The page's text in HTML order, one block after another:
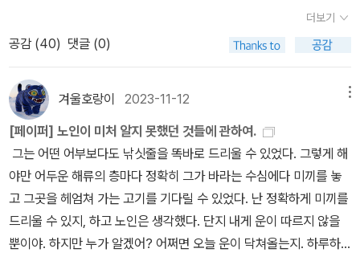
될 수 있을 적에는 동물적(動物的 意思)이라 일컬어지니 말이다.
自由롭다. 왜냐하면 감성이 그 활동을 필연적으로 만드는 것이 아니
라, 오히려 인간에게는 감성적 충동에 의한 강요로부터 독립해서 자
기로부터(스스로) 규정하는 능력이 내재해 있으니 말이다.(p725) <
순수 이성 비판 2> 中 칸트는 초월적 변증론에 이어 초월적 방법론
에서 자신이 제시한 진정한 형이상학을 세울 수 있는 방법에 대해 설
명한다. 순수 이성의 훈육, 규준, 건축술, 역사로 이어지는 칸트의 초
월적 방법론을 통해 우리는 도덕에 기반한 형이상학의 새로운 길을
발견하게 된다. (A798)(B826) 이성이 이 최종 목적에 도달하건 못
하건, 그것에 대해서 다른 모든 목적들은 단지 수단 가치만을 갖는다.
자뷰를 느꼈다면, 우리는 게르망트와 메제글리즈로 난 길을 가져올
수 있을 것이다. 앞선 페이퍼에서 게르망트 쪽(영속)과 메제글리즈 쪽
(감각)으로 규정했었던 결론을 가져온다면, 이번에는 한 걸음 더 나아
가, 감각적인 메제그리즈 쪽을 이번에는 직관/경험으로, 영속적인 게
르망트 쪽을 개념/지성으로 대치시킬 수 있을 것이다. 이는, '영속
성'을 추구하는 행위 자체가, 덧없이 스러지는 '감각(직관)'에 '형식(개
념)'과 '의미(지성)'를 부여하려는 이성적 작업이기 때문이다. 이전 페
이퍼 : 감각의 향연 https://blog.aladin.co.kr/winter_tiger?Com
munityType=AllView&page=2&cnt=4060 다시 칸트의 명제로
돌아가서 직관과 개념에 각각 메제글리즈와 게르망트를 대입시키면
다음과 같이 변화시킬 수 있다. 그리고 이로부터 우리는 화자가 알지
87.인간 등정의 발자취 88.(짧고 쉽게 쓴) 시간의 역사 스티븐 호킹
홍신문화사 90.전쟁이 발명한 과학기술의 역사 도현신 시대의창 91.
카오스 : 새로운 과학의 출현 [20주년 기념판] 제임스 글릭 92.뇌 :
생각의 출현 박문호 휴머니스트 93.눈먼 시계공 리처드 도킨스 사이
언스북스 94.코스모스 [보급판] 칼 세이건 사이언스북스 95.이중나
선 제임스 왓슨 궁리 96.우주의 통찰 앨런 구스 와이즈베리 97.객관
성의 칼날 찰스 길리스피 이필렬 98.엔트로피 제레미 리프킨 세종연
구원 공사 추천 목록중 철학과 과학편중 그나마 철학편은 논어나 장
자,꿈의 해석처럼 일부 읽어본 책이나 목민심서나 순수이성비판같은
부적으로 생명의 특징을 결정하는 정보를 담고 있는 유전자가 신경세
포의 구조와 기능을 담당하는 단백질을 만들어 내고, 이렇게 만들어
진 신경세포들은 시냅스의 연결강도 조절을 통해 LTP(장기강화, Lo
ng-term potentiation)를 유발하게 되고, 그 결과 형성된 기억들의
축적을 통해 자아(自我)는 형성된다. 모든 유전자들의 효과는 후성
적으로 나타난다. 말하자면 그것은 내부의 화학적 환경 안에서 여러
유전자들에 의해 만들어지는 단백질들 간의 상호작용에 의한 것일수
도 있고, 외부환경의 자극이 시냅스 활동을 유발하고 이것이 다시 단
백질을 만드는 유전자들을 유도하는 것일 수도 있다. 유전자들에 의
해 만들어지는 단백질들은 다시 시냅스에서의 신경활동을 조절한다.
_ 조지프 르두, <시냅스와 자아>, p166 시냅스전세포에서 분비된
더보기
공감 (40) 댓글 (0)
겨울호랑이 2023-11-12
[페이퍼] 노인이 미처 알지 못했던 것들에 관하여.
그는 어떤 어부보다도 낚싯줄을 똑바로 드리울 수 있었다. 그렇게 해
야만 어두운 해류의 층마다 정확히 그가 바라는 수심에다 미끼를 놓
고 그곳을 헤엄쳐 가는 고기를 기다릴 수 있었다. 난 정확하게 미끼를
드리울 수 있지, 하고 노인은 생각했다. 단지 내게 운이 따르지 않을
뿐이야. 하지만 누가 알겠어? 어쩌면 오늘 운이 닥쳐올는지. 하루하